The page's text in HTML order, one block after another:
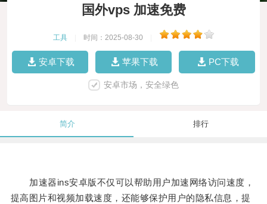
国外vps 加速免费
工具 时间：2025-08-30
安卓下载 苹果下载 PC下载
安卓市场，安全绿色
简介 排行
加速器ins安卓版不仅可以帮助用户加速网络访问速度，
提高图片和视频加载速度，还能够保护用户的隐私信息，提